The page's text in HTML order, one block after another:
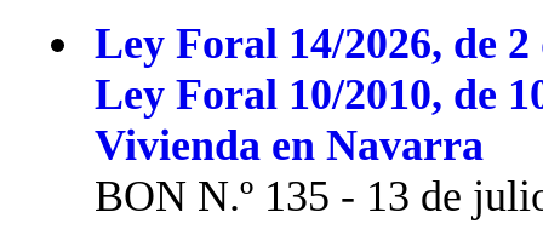
Ley Foral 14/2026, de
Ley Foral 10/2010, de
Vivienda en Navarra
BON N.º 135 - 13 de